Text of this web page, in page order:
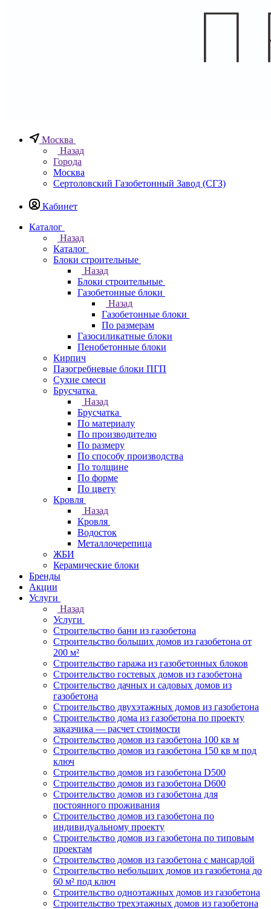
Москва
Назад
Города
Москва
Сертоловский Газобетонный Завод (СГЗ)
Кабинет
Каталог
Назад
Каталог
Блоки строительные
Назад
Блоки строительные
Газобетонные блоки
Назад
Газобетонные блоки
По размерам
Газосиликатные блоки
Пенобетонные блоки
Кирпич
Пазогребневые блоки ПГП
Сухие смеси
Брусчатка
Назад
Брусчатка
По материалу
По производителю
По размеру
По способу производства
По толщине
По форме
По цвету
Кровля
Назад
Кровля
Водосток
Металлочерепица
ЖБИ
Керамические блоки
Бренды
Акции
Услуги
Назад
Услуги
Строительство бани из газобетона
Строительство больших домов из газобетона от
200 м²
Строительство гаража из газобетонных блоков
Строительство гостевых домов из газобетона
Строительство дачных и садовых домов из
газобетона
Строительство двухэтажных домов из газобетона
Строительство дома из газобетона по проекту
заказчика — расчет стоимости
Строительство домов из газобетона 100 кв м
Строительство домов из газобетона 150 кв м под
ключ
Строительство домов из газобетона D500
Строительство домов из газобетона D600
Строительство домов из газобетона для
постоянного проживания
Строительство домов из газобетона по
индивидуальному проекту
Строительство домов из газобетона по типовым
проектам
Строительство домов из газобетона с мансардой
Строительство небольших домов из газобетона до
60 м² под ключ
Строительство одноэтажных домов из газобетона
Строительство трехэтажных домов из газобетона